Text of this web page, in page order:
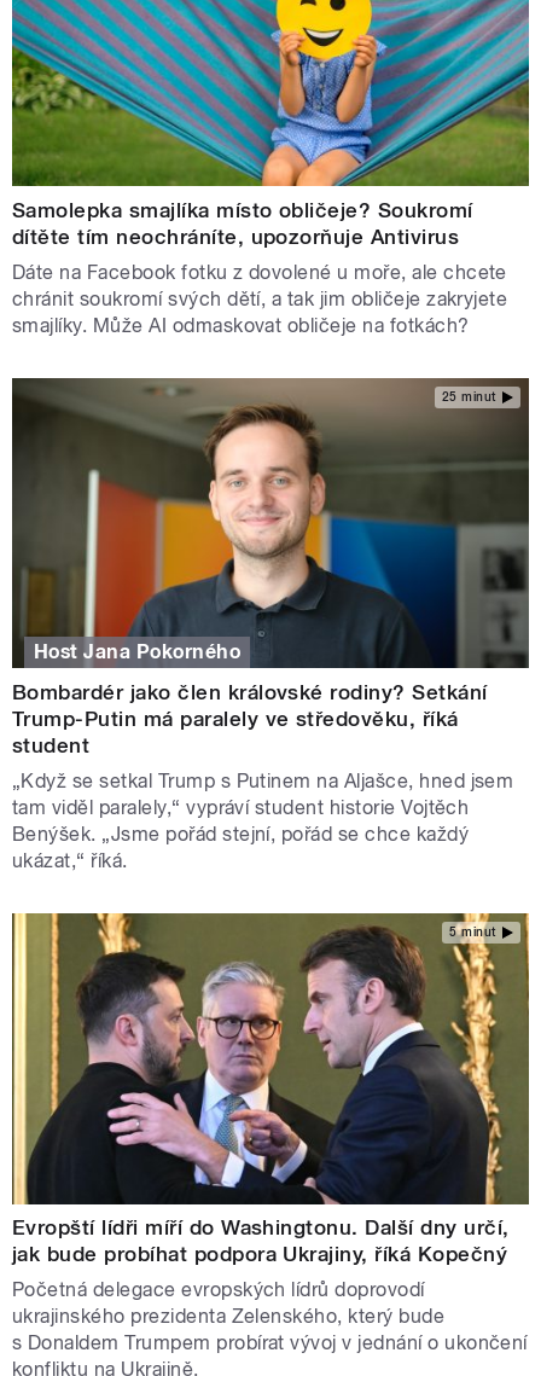
Samolepka smajlíka místo obličeje? Soukromí
dítěte tím neochráníte, upozorňuje Antivirus
Dáte na Facebook fotku z dovolené u moře, ale chcete
chránit soukromí svých dětí, a tak jim obličeje zakryjete
smajlíky. Může AI odmaskovat obličeje na fotkách?
25 minut
Host Jana Pokorného
Bombardér jako člen královské rodiny? Setkání
Trump-Putin má paralely ve středověku, říká
student
„Když se setkal Trump s Putinem na Aljašce, hned jsem
tam viděl paralely,“ vypráví student historie Vojtěch
Benýšek. „Jsme pořád stejní, pořád se chce každý
ukázat,“ říká.
5 minut
Evropští lídři míří do Washingtonu. Další dny určí,
jak bude probíhat podpora Ukrajiny, říká Kopečný
Početná delegace evropských lídrů doprovodí
ukrajinského prezidenta Zelenského, který bude
s Donaldem Trumpem probírat vývoj v jednání o ukončení
konfliktu na Ukrajině.